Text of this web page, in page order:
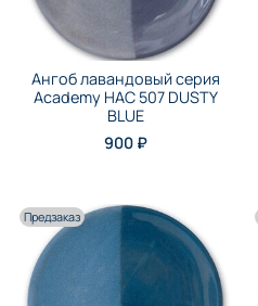
Ангоб лавандовый серия
Academy НАС 507 DUSTY
BLUE
900 ₽
Предзаказ